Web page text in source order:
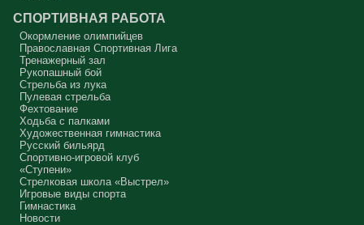
СПОРТИВНАЯ РАБОТА
Окормление олимпийцев
Православная Спортивная Лига
Тренажерный зал
Рукопашный бой
Стрельба из лука
Пулевая стрельба
Фехтование
Ходьба с палками
Художественная гимнастика
Русский бильярд
Спортивно-игровой клуб
«Ступени»
Стрелковая школа «Выстрел»
Игровые виды спорта
Гимнастика
Новости